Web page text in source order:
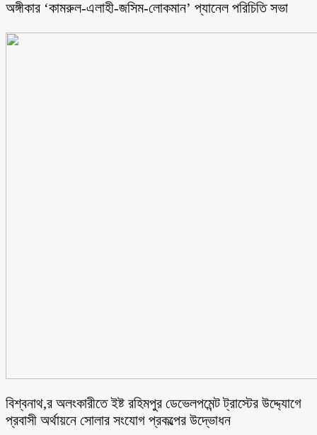
অঙ্গীকার ‘কামরুল-এলাহী-জসিম-লোকমান’ প্যানেল পরিচিতি সভা
বিশ্বনাথ,র অলংকারীতে ইষ্ট রহিমপুর ডেভেলপমেন্ট ট্রাস্টের উদ্দ্যোগে
প্রবাসী অর্থায়নে সোলার সংযোগ প্রকল্পের উদ্ভোধন